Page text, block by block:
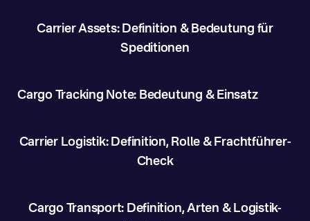
Carrier Assets: Definition & Bedeutung für
Speditionen
Cargo Tracking Note: Bedeutung & Einsatz
Carrier Logistik: Definition, Rolle & Frachtführer-
Check
Cargo Transport: Definition, Arten & Logistik-